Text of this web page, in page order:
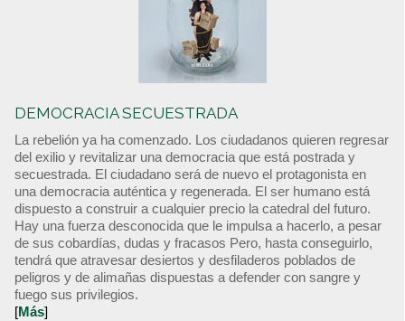
DEMOCRACIA SECUESTRADA
La rebelión ya ha comenzado. Los ciudadanos quieren regresar
del exilio y revitalizar una democracia que está postrada y
secuestrada. El ciudadano será de nuevo el protagonista en
una democracia auténtica y regenerada. El ser humano está
dispuesto a construir a cualquier precio la catedral del futuro.
Hay una fuerza desconocida que le impulsa a hacerlo, a pesar
de sus cobardías, dudas y fracasos Pero, hasta conseguirlo,
tendrá que atravesar desiertos y desfiladeros poblados de
peligros y de alimañas dispuestas a defender con sangre y
fuego sus privilegios.
[Más]